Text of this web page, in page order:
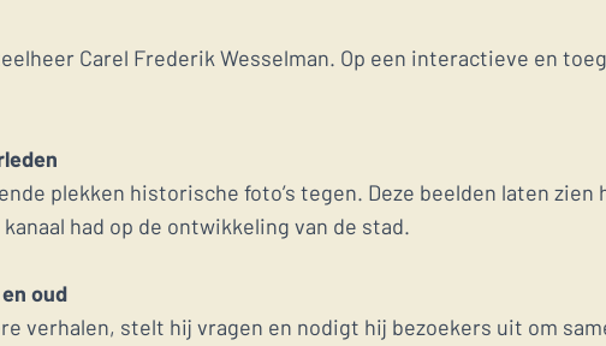
Carel Frederik Wesselman. Op een interactieve en
plekken historische foto’s tegen. Deze beelden laten
had op de ontwikkeling van de stad.
oud
verhalen, stelt hij vragen en nodigt hij bezoekers uit om